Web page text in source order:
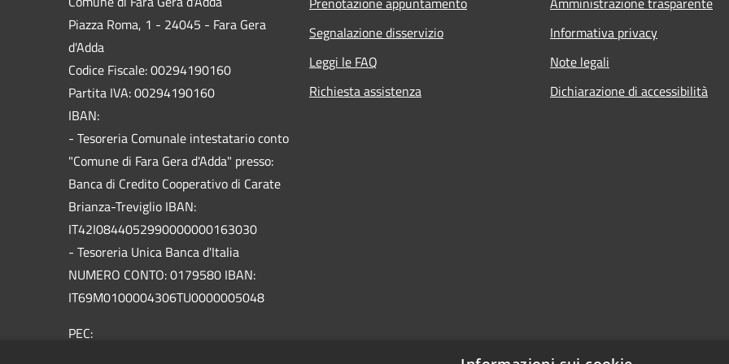
Piazza Roma, 1 - 24045 - Fara Gera
d'Adda
Codice Fiscale: 00294190160
Partita IVA: 00294190160
IBAN:
- Tesoreria Comunale intestatario conto
"Comune di Fara Gera d'Adda" presso:
Banca di Credito Cooperativo di Carate
Brianza-Treviglio IBAN:
IT42I0844052990000000163030
- Tesoreria Unica Banca d'Italia
NUMERO CONTO: 0179580 IBAN:
IT69M0100004306TU0000005048
PEC:
Segnalazione disservizio
Leggi le FAQ
Richiesta assistenza
Informativa privacy
Note legali
Dichiarazione di accessibilità